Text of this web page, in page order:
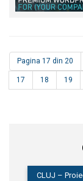
Pagina 17 din 20
17 18 19
CLUJ –